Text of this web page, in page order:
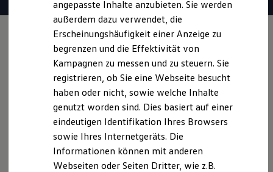
Batterieverordnung
XTL-Dieselkraftstoff
Ersatzteile und Betriebsflüssigkeiten
Original Zubehör und Lifestyle Produkte
myVolkswagen
myVolkswagen Business
Elektrisch & Autonom
Elektro - & Hybridfahrzeuge
Unser Ansatz
Klimafreundlicher Strom
Reichweite & Ladelösungen
Reichweitensimulator
Ladezeitensimulator
Ladelösungen für Privatkunden
Ladelösungen für Gewerbekunden
angepasste Inhalte anzubieten. Sie werden
außerdem dazu verwendet, die
Erscheinungshäufigkeit einer Anzeige zu
begrenzen und die Effektivität von
Kampagnen zu messen und zu steuern. Sie
registrieren, ob Sie eine Webseite besucht
haben oder nicht, sowie welche Inhalte
genutzt worden sind. Dies basiert auf einer
eindeutigen Identifikation Ihres Browsers
sowie Ihres Internetgeräts. Die
Informationen können mit anderen
Webseiten oder Seiten Dritter, wie z.B.